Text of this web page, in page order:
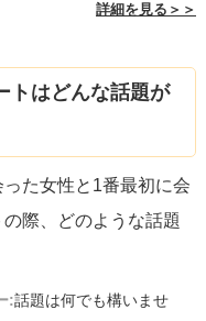
詳細を見る＞＞
トはどんな話題が
た女性と1番最初に会
際、どのような話題
:話題は何でも構いませ